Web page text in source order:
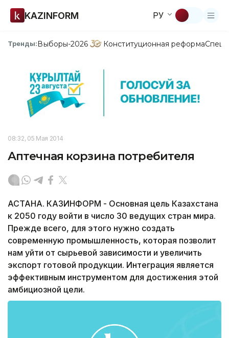
KAZINFORM РУ
Тренды:Выборы-2026 Конституционная реформа
08:32, 05 Мая 2014
Аптечная корзина потребителя
АСТАНА. КАЗИНФОРМ - Основная цель Казахстана
к 2050 году войти в число 30 ведущих стран мира.
Прежде всего, для этого нужно создать
современную промышленность, которая позволит
нам уйти от сырьевой зависимости и увеличить
экспорт готовой продукции. Интеграция является
эффективным инструментом для достижения этой
амбициозной цели.